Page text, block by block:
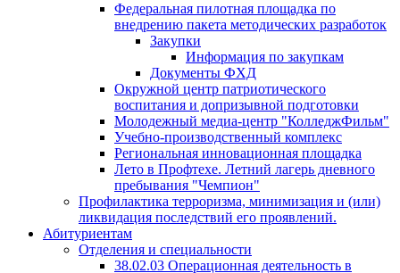
Федеральная пилотная площадка по
внедрению пакета методических разработок
Закупки
Информация по закупкам
Документы ФХД
Окружной центр патриотического
воспитания и допризывной подготовки
Молодежный медиа-центр "КолледжФильм"
Учебно-производственный комплекс
Региональная инновационная площадка
Лето в Профтехе. Летний лагерь дневного
пребывания "Чемпион"
Профилактика терроризма, минимизация и (или)
ликвидация последствий его проявлений.
Абитуриентам
Отделения и специальности
38.02.03 Операционная деятельность в